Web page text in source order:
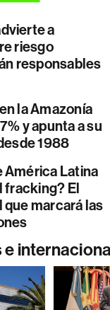
a
riesgo
responsables
la Amazonía
y apunta a su
1988
América Latina
fracking? El
marcará las